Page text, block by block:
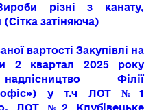
різні з канату,
затіняюча)
вартості Закупівлі на
2 квартал 2025 року
надлісництво Філії
у т.ч ЛОТ №1
ЛОТ №2 Клубівецьке